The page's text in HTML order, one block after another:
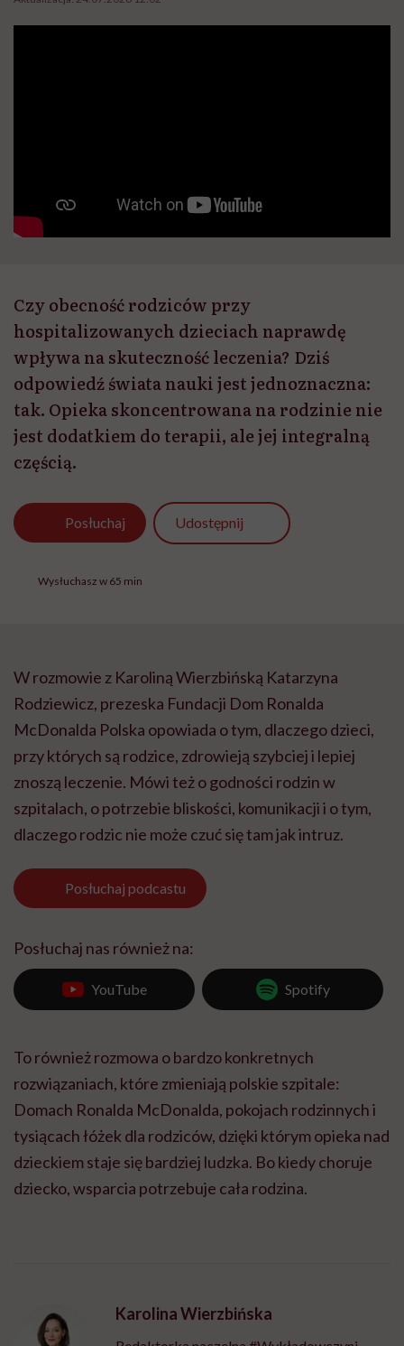
Czy obecność rodziców przy
hospitalizowanych dzieciach naprawdę
wpływa na skuteczność leczenia? Dziś
odpowiedź świata nauki jest jednoznaczna:
tak. Opieka skoncentrowana na rodzinie nie
jest dodatkiem do terapii, ale jej integralną
częścią.
Posłuchaj Udostępnij
Wysłuchasz w 65 min
W rozmowie z Karoliną Wierzbińską Katarzyna
Rodziewicz, prezeska Fundacji Dom Ronalda
McDonalda Polska opowiada o tym, dlaczego dzieci,
przy których są rodzice, zdrowieją szybciej i lepiej
znoszą leczenie. Mówi też o godności rodzin w
szpitalach, o potrzebie bliskości, komunikacji i o tym,
dlaczego rodzic nie może czuć się tam jak intruz.
Posłuchaj podcastu
Posłuchaj nas również na:
YouTube Spotify
To również rozmowa o bardzo konkretnych
rozwiązaniach, które zmieniają polskie szpitale:
Domach Ronalda McDonalda, pokojach rodzinnych i
tysiącach łóżek dla rodziców, dzięki którym opieka nad
dzieckiem staje się bardziej ludzka. Bo kiedy choruje
dziecko, wsparcia potrzebuje cała rodzina.
Karolina Wierzbińska